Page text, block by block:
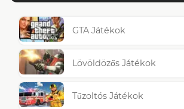
GTA Játékok
Lövöldözős Játékok
Tűzoltós Játékok